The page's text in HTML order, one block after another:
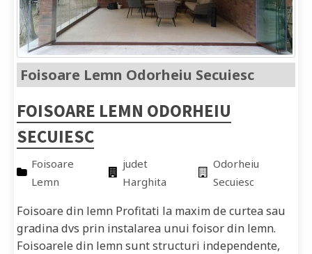
Foisoare Lemn Odorheiu Secuiesc
FOISOARE LEMN ODORHEIU
SECUIESC
Foisoare
Lemn
judet
Harghita
Odorheiu
Secuiesc
Foisoare din lemn Profitati la maxim de curtea sau
gradina dvs prin instalarea unui foisor din lemn.
Foisoarele din lemn sunt structuri independente,